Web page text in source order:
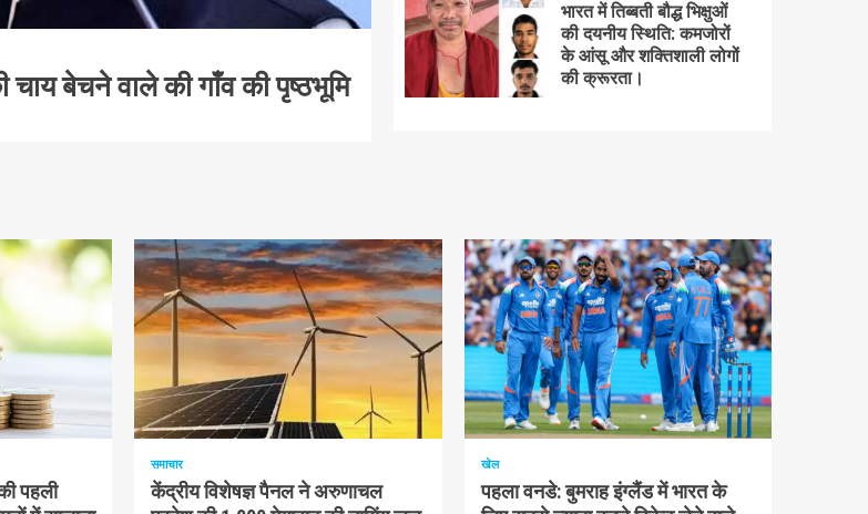
बेचने वाले की गाँव की पृष्ठभूमि
भारत में तिब्बती बौद्ध भिक्षुओं
की दयनीय स्थिति: कमजोरों
के आंसू और शक्तिशाली लोगों
की क्रूरता।
पहली
1 न्यूनतम पढ़ा
समाचार
केंद्रीय विशेषज्ञ पैनल ने अरुणाचल
1 न्यूनतम पढ़ा
खेल
पहला वनडे: बुमराह इंग्लैंड में भारत के